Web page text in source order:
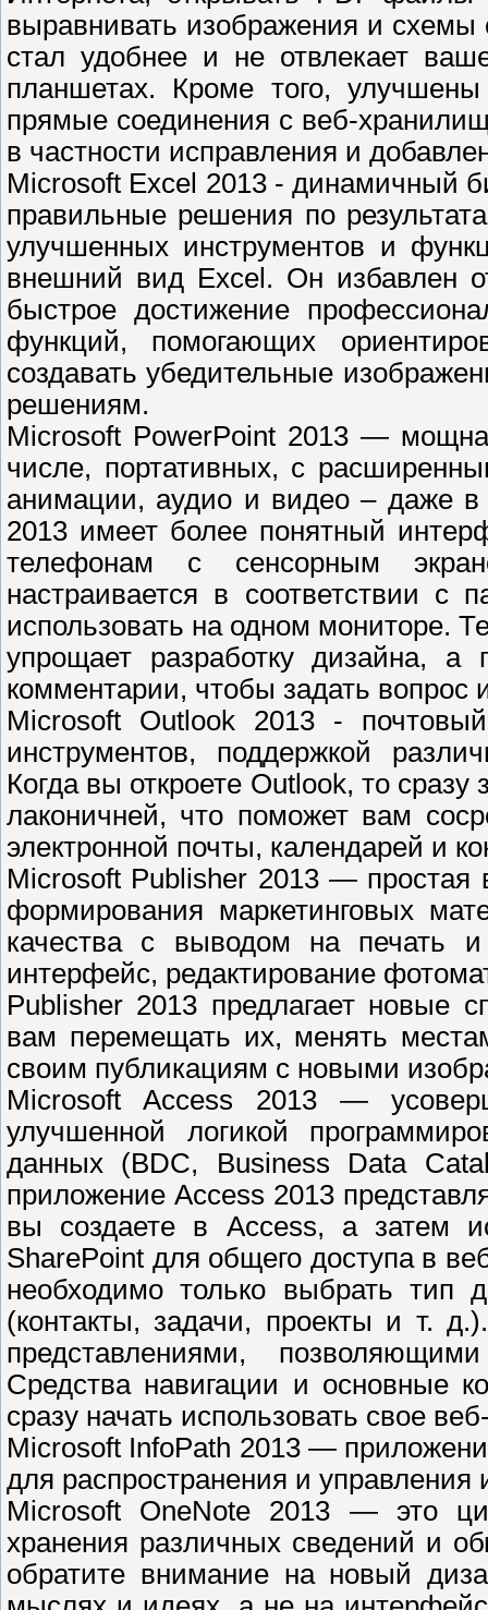
выравнивать изображения и
стал удобнее и не отвлекает
планшетах. Кроме того,
прямые соединения с веб-
в частности исправления и
Microsoft Excel 2013 - динамичный
правильные решения по
улучшенных инструментов и
внешний вид Excel. Он избавлен
быстрое достижение
функций, помогающих
создавать убедительные
решениям.
Microsoft PowerPoint 2013 —
числе, портативных, с
анимации, аудио и видео – даже
2013 имеет более понятный
телефонам с сенсорным
настраивается в соответствии с
использовать на одном мониторе.
упрощает разработку дизайна,
комментарии, чтобы задать вопрос
Microsoft Outlook 2013 -
инструментов, поддержкой
Когда вы откроете Outlook, то
лаконичней, что поможет вам
электронной почты, календарей и
Microsoft Publisher 2013 — простая
формирования маркетинговых
качества с выводом на печать
интерфейс, редактирование
Publisher 2013 предлагает новые
вам перемещать их, менять
своим публикациям с новыми
Microsoft Access 2013 —
улучшенной логикой
данных (BDC, Business Data
приложение Access 2013
вы создаете в Access, а затем
SharePoint для общего доступа в
необходимо только выбрать тип
(контакты, задачи, проекты и т.
представлениями,
Средства навигации и основные
сразу начать использовать свое
Microsoft InfoPath 2013 —
для распространения и
Microsoft OneNote 2013 — это
хранения различных сведений и
обратите внимание на новый